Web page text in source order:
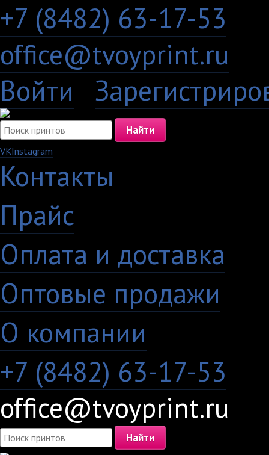
+7 (8482) 63-17-53
office@tvoyprint.ru
Войти
VKInstagram
Контакты
Прайс
Оплата и доставка
Оптовые продажи
О компании
+7 (8482) 63-17-53
office@tvoyprint.ru